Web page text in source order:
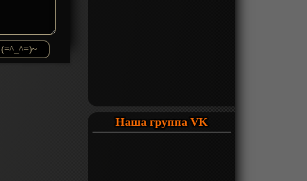
(=^_^=)~
Наша группа VK